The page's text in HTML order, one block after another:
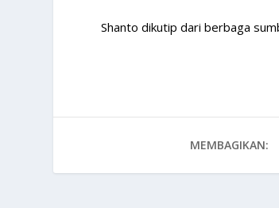
Shanto dikutip dari berbaga
MEMBAGIKAN: